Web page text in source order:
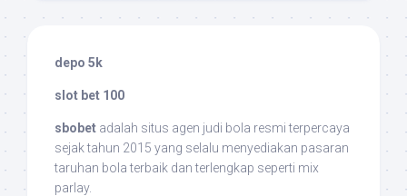
depo 5k
slot bet 100
sbobet adalah situs agen judi bola resmi terpercaya
sejak tahun 2015 yang selalu menyediakan pasaran
taruhan bola terbaik dan terlengkap seperti mix
parlay.